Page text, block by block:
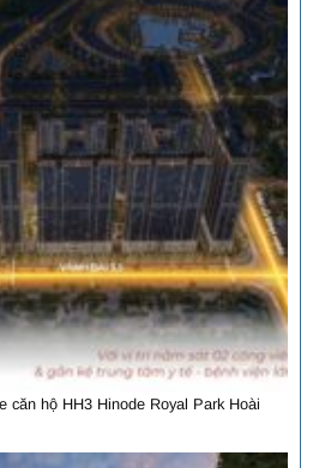
căn hộ HH3 Hinode Royal Park Hoài